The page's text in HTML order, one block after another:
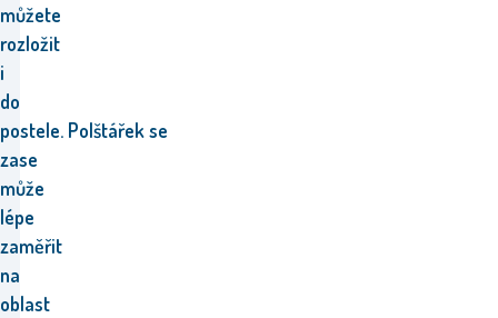
můžete
rozložit
i
do
postele. Polštářek se
zase
může
lépe
zaměřit
na
oblast